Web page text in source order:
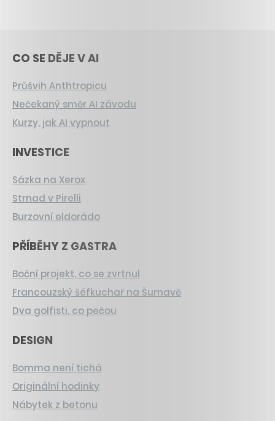
CO SE DĚJE V AI
Průšvih Anthtropicu
Nečekaný směr AI závodu
Kurzy, jak AI vypnout
INVESTICE
Sázka na Xerox
Strnad v Pirelli
Burzovní eldorádo
PŘÍBĚHY Z GASTRA
Boční projekt, co se zvrtnul
Francouzský šéfkuchař na Šumavě
Dva golfisti, co pečou
DESIGN
Bomma není tichá
Originální hodinky
Nábytek z betonu